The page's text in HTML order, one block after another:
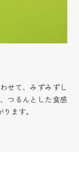
せて、みずみずし
つるんとした食感
ます。